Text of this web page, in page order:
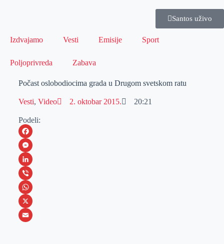
Santos uživo
Izdvajamo Vesti Emisije Sport
Poljoprivreda Zabava
Počast oslobodiocima grada u Drugom svetskom ratu
Vesti, Video 2. oktobar 2015. 20:21
Podeli:
F
a
c
e
b
o
M
e
s
s
e
L
i
n
k
V
i
b
W
h
X